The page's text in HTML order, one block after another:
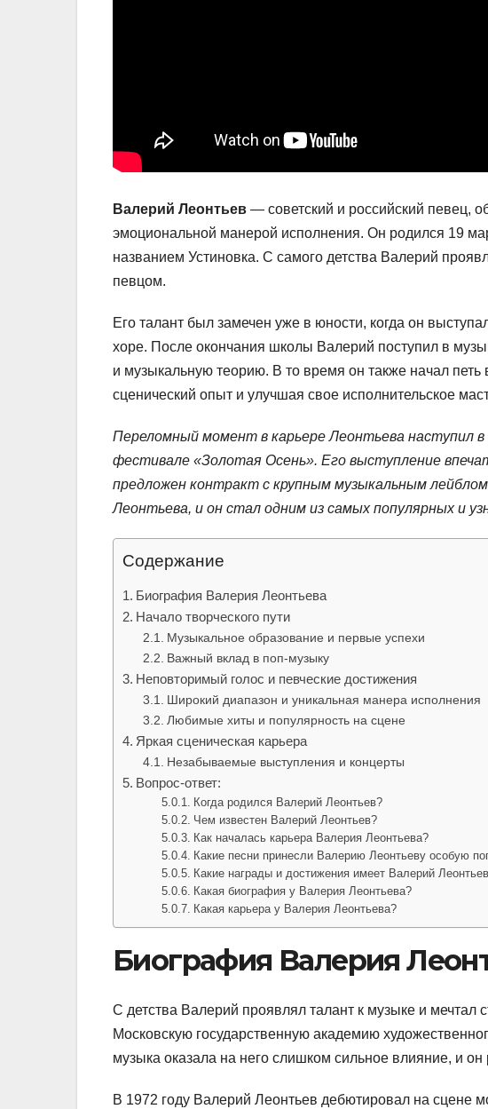
Валерий Леонтьев — советский и российский певец,
эмоциональной манерой исполнения. Он родился 19
названием Устиновка. С самого детства Валерий
певцом.
Его талант был замечен уже в юности, когда он
хоре. После окончания школы Валерий поступил в
и музыкальную теорию. В то время он также начал петь
сценический опыт и улучшая свое исполнительское
Переломный момент в карьере Леонтьева наступил в
фестивале «Золотая Осень». Его выступление
предложен контракт с крупным музыкальным
Леонтьева, и он стал одним из самых популярных и
Содержание
Биография Валерия Леонтьева
Начало творческого пути
Музыкальное образование и первые успехи
Важный вклад в поп-музыку
Неповторимый голос и певческие достижения
Широкий диапазон и уникальная манера исполнения
Любимые хиты и популярность на сцене
Яркая сценическая карьера
Незабываемые выступления и концерты
Вопрос-ответ:
Когда родился Валерий Леонтьев?
Чем известен Валерий Леонтьев?
Как началась карьера Валерия Леонтьева?
Какие песни принесли Валерию Леонтьеву особую
Какие награды и достижения имеет Валерий
Какая биография у Валерия Леонтьева?
Какая карьера у Валерия Леонтьева?
Биография Валерия
С детства Валерий проявлял талант к музыке и мечтал
Московскую государственную академию
музыка оказала на него слишком сильное влияние, и
В 1972 году Валерий Леонтьев дебютировал на сцене